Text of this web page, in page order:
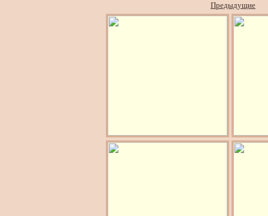
Предыдущие